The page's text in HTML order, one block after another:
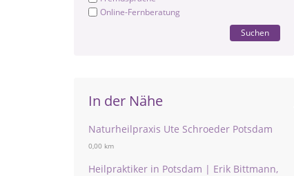
Online-Fernberatung
Suchen
In der Nähe
Naturheilpraxis Ute Schroeder Potsdam
0,00 km
Heilpraktiker in Potsdam | Erik Bittmann,